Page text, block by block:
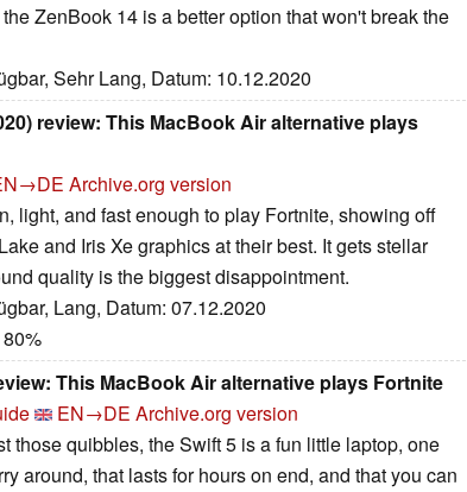
ZenBook 14 is a better option that won't break the
Sehr Lang, Datum: 10.12.2020
review: This MacBook Air alternative plays
Archive.org version
light, and fast enough to play Fortnite, showing off
and Iris Xe graphics at their best. It gets stellar
quality is the biggest disappointment.
Lang, Datum: 07.12.2020
80%
This MacBook Air alternative plays Fortnite
EN→DE Archive.org version
those quibbles, the Swift 5 is a fun little laptop, one
around, that lasts for hours on end, and that you can